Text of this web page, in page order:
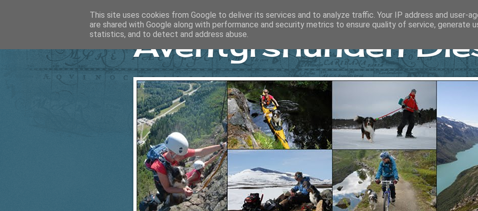
Äventyrshunden
This site uses cookies from Google to deliver its services and to analyze traffic. Your IP address and user-
are shared with Google along with performance and security metrics to ensure quality of service, generate
statistics, and to detect and address abuse.